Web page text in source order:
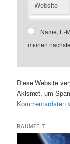
Website
Name, E-
meinen
Diese Website
Akismet, um
Kommentardaten
RAUMZEIT